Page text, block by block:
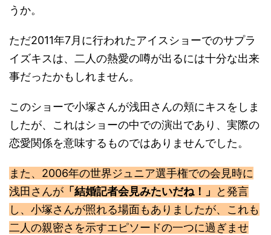
うか。
ただ2011年7月に行われたアイスショーでのサプラ
イズキスは、二人の熱愛の噂が出るには十分な出来
事だったかもしれません。
このショーで小塚さんが浅田さんの頬にキスをしま
したが、これはショーの中での演出であり、実際の
恋愛関係を意味するものではありませんでした。
また、2006年の世界ジュニア選手権での会見時に
浅田さんが 「結婚記者会見みたいだね！」
と発言
し、小塚さんが照れる場面もありましたが、これも
二人の親密さを示すエピソードの一つに過ぎませ